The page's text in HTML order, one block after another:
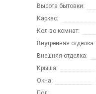
Высота бытовки:
Каркас:
Кол-во комнат:
Внутренняя отделка:
Внешняя отделка:
Крыша:
Окна: